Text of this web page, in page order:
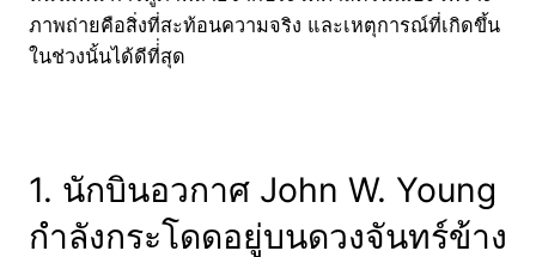
ภาพถ่ายคือสิ่งที่สะท้อนความจริง และเหตุการณ์ที่เกิดขึ้น
ในช่วงนั้นได้ดีที่่สุด
1. นักบินอวกาศ John W. Young
กำลังกระโดดอยู่บนดวงจันทร์ข้าง